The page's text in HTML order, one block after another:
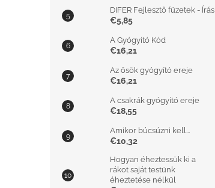
DIFER Fejlesztő füzetek - Írás
€5,85
A Gyógyító Kód
€16,21
Az ősök gyógyító ereje
€16,21
A csakrák gyógyító ereje
€18,55
Amikor búcsúzni kell...
€10,32
Hogyan éheztessük ki a
rákot saját testünk
éheztetése nélkül